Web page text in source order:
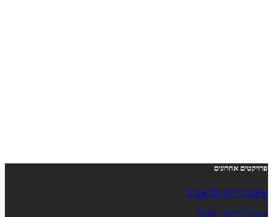
פרויקטים אחרונים
עיצוב דירה תל אביב
עיצוב דירה רעננה